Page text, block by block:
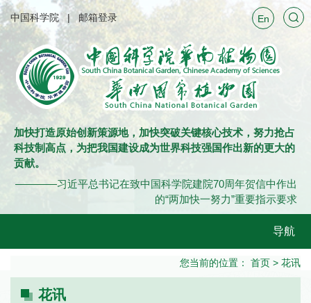
加快打造原始创新策源地，加快突破关键核心技术，努力抢占
科技制高点，为把我国建设成为世界科技强国作出新的更大的
贡献。
————习近平总书记在致中国科学院建院70周年贺信中作出
的“两加快一努力”重要指示要求
中国科学院 邮箱登录 En
导航
您当前的位置： 首页 > 花讯
花讯